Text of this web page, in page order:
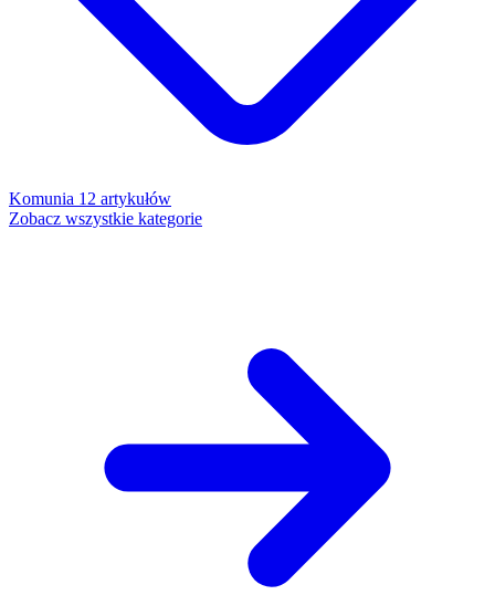
Komunia 12 artykułów
Zobacz wszystkie kategorie